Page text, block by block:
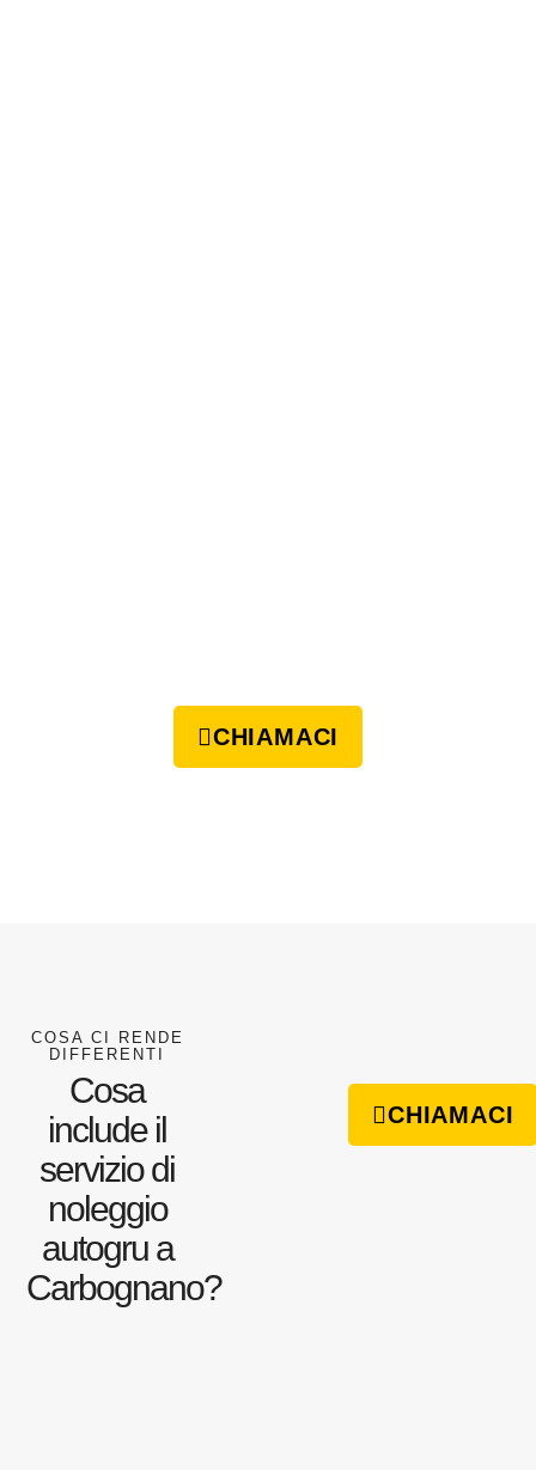
CHIAMACI
COSA CI RENDE
DIFFERENTI
Cosa
include il
servizio di
noleggio
autogru a
Carbognano?
CHIAMACI